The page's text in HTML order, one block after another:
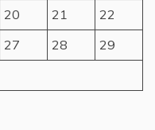
20 21
22
27 28
29